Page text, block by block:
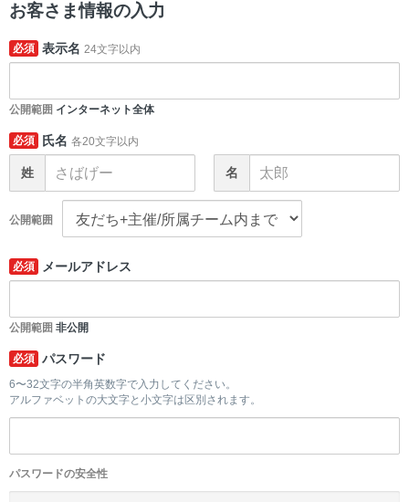
お客さま情報の入力
必須 表示名 24文字以内
公開範囲 インターネット全体
必須 氏名 各20文字以内
姓 名
公開範囲
必須 メールアドレス
公開範囲 非公開
必須 パスワード
6〜32文字の半角英数字で入力してください。
アルファベットの大文字と小文字は区別されます。
パスワードの安全性